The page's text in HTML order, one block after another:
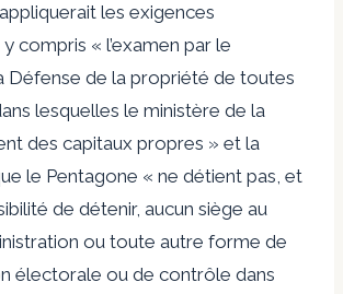
les exigences
compris « l’examen par le
Défense de la propriété de toutes
lesquelles le ministère de la
des capitaux propres » et la
le Pentagone « ne détient pas, et
de détenir, aucun siège au
ou toute autre forme de
électorale ou de contrôle dans